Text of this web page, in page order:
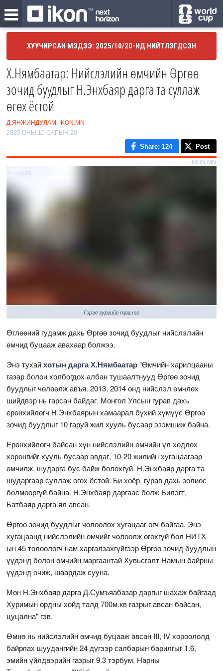
ХУУЧИРСАН МЭДЭЭ: 2025/10/20-НД НИЙТЛЭГДСЭН
Х.Нямбаатар: Нийслэлийн өмчийн Өргөө
зочид буудлыг Н.Энхбаяр дарга та суллаж
өгөх ёстой
Д.ЯНЖИНДУЛАМ, IKON.MN
2025 ОНЫ 10 САРЫН 20
Share: 124 Post
IKON.MN
Гэрэл зургийг mpa.mn
Өглөөний гудамж дахь Өргөө зочид буудлыг нийслэлийн
өмчид буцааж авахаар болжээ.
Энэ тухайхотын дарга Х.Нямбаатар"Өмчийн харилцааны
газар болон холбогдох албан тушаалтнууд Өргөө зочид
буудлыг чөлөөлж авъя. 2013, 2014 онд нийслэл өмчлөх
шийдвэр нь гарсан байдаг. Монгол Улсын гурав дахь
ерөнхийлөгч Н.Энхбаярын хамаарал бүхий хүмүүс Өргөө
зочид буудлыг 10 гаруй жил хууль бусаар эзэмшиж байна.
Ерөнхийлөгч байсан хүн нийслэлийн өмчийн үл хөдлөх
хөрөнгийг хууль бусаар авдаг, 10-20 жилийн хугацаагаар
өмчилж, шударга бус байж болохгүй. Н.Энхбаяр дарга та
шударгаар суллаж өгөх ёстой. Би хоёр, гурав дахь золиос
болмооргүй байна. Н.Энхбаяр даргаас болж Билэгт,
Батбаяр дарга ял авсан.
Өргөө зочид буудлыг чөлөөлөх хугацааг өгч байгаа. Энэ
хугацаанд нийслэлийн өмчийг чөлөөлж өгөхгүй бол НИТХ-
ын 45 төлөөлөгч нам харгалзахгүйгээр Өргөө зочид буудлын
үүдэнд болон өмчийн маргаантай Хувьсгалт Намын байрны
үүдэнд очиж, шаардаж сууна.
Мөн Н.Энхбаяр дарга Д.Сумъяабазар даргыг шахаж байгаад
Хуримын ордны хойд талд 700м.кв газрыг авсан байсан,
цуцална" гэв.
Өмнө нь нийслэлийн өмчид буцааж авсан III, IV хороололд
байрлах шуудангийн 24 дүгээр салбарын барилгыг 1.6,
эмийн үйлдвэрийн газрыг 9.3 тэрбум, Нарны